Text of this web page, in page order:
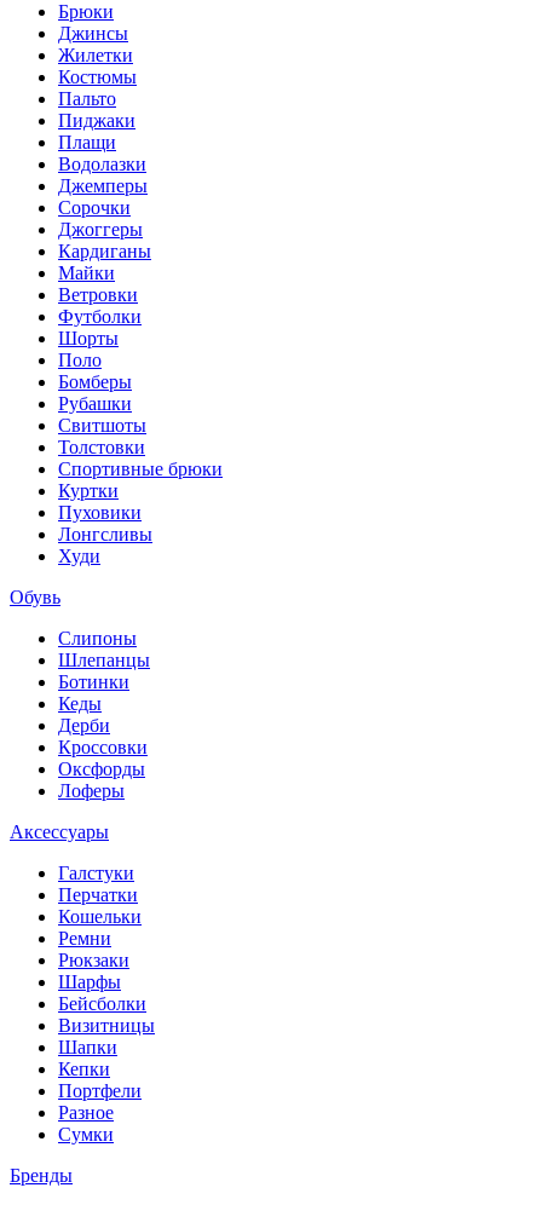
Брюки
Джинсы
Жилетки
Костюмы
Пальто
Пиджаки
Плащи
Водолазки
Джемперы
Сорочки
Джоггеры
Кардиганы
Майки
Ветровки
Футболки
Шорты
Поло
Бомберы
Рубашки
Свитшоты
Толстовки
Спортивные брюки
Куртки
Пуховики
Лонгсливы
Худи
Обувь
Слипоны
Шлепанцы
Ботинки
Кеды
Дерби
Кроссовки
Оксфорды
Лоферы
Аксессуары
Галстуки
Перчатки
Кошельки
Ремни
Рюкзаки
Шарфы
Бейсболки
Визитницы
Шапки
Кепки
Портфели
Разное
Сумки
Бренды